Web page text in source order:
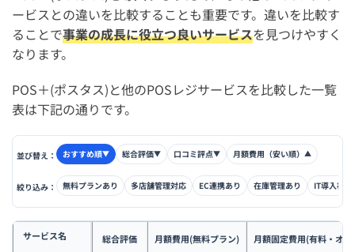
ービスとの違いを比較することも重要です。違いを比較す
ることで事業の成長に役立つ良いサービスを見つけやすく
なります。
POS＋(ポスタス)と他のPOSレジサービスを比較した一覧
表は下記の通りです。
並び替え： おすすめ順▼ 総合評価▼ 口コミ評点▼ 月額費用（安い順） ▲
絞り込み： 無料プランあり 多店舗管理対応 EC連携あり 在庫管理あり IT導入補助
サービス名 総合評価 月額費用(無料プラン) 月額固定費用(有料・オ